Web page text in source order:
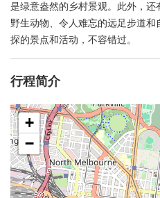
是绿意盎然的乡村景观。此外，
野生动物、令人难忘的远足步道
探的景点和活动，不容错过。
行程简介
+
−